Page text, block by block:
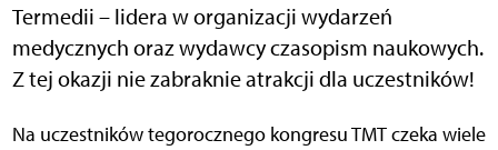
Termedii – lidera w organizacji wydarzeń
medycznych oraz wydawcy czasopism naukowych.
Z tej okazji nie zabraknie atrakcji dla uczestników!
Na uczestników tegorocznego kongresu TMT czeka wiele